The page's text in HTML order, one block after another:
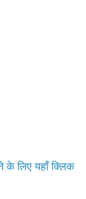
के लिए यहाँ क्लिक